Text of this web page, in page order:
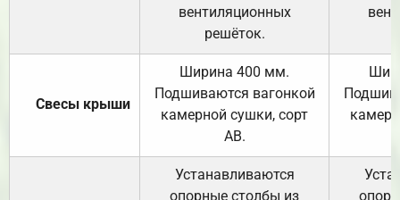
вентиляционных
решёток.
Свесы крыши
Ширина 400 мм.
Подшиваются вагонкой
камерной сушки, сорт
АВ.
Устанавливаются
опорные столбы из